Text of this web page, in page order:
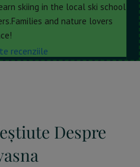
skiing in the local ski school
and nature lovers
recenziile
Despre